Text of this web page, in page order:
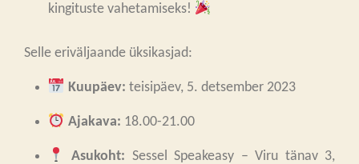
kingituste vahetamiseks!
Selle eriväljaande üksikasjad:
Kuupäev: teisipäev, 5. detsember 2023
Ajakava: 18.00-21.00
Asukoht: Sessel Speakeasy – Viru tänav 3,